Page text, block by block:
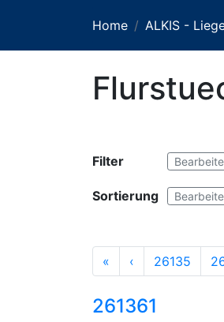
Home ALKIS -
Filter
Sortierung
« ‹ 26135
261361